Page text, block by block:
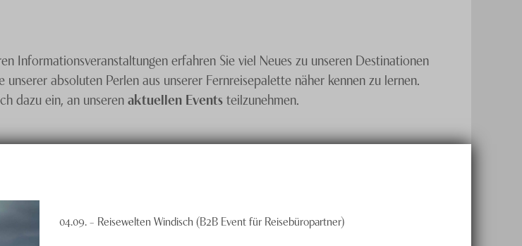
Informationsveranstaltungen erfahren Sie viel Neues zu unseren Destinationen
absoluten Perlen aus unserer Fernreisepalette näher kennen zu lernen.
dazu ein, an unserenaktuellen Eventsteilzunehmen.
04.09. – Reisewelten Windisch (B2B Event für Reisebüropartner)